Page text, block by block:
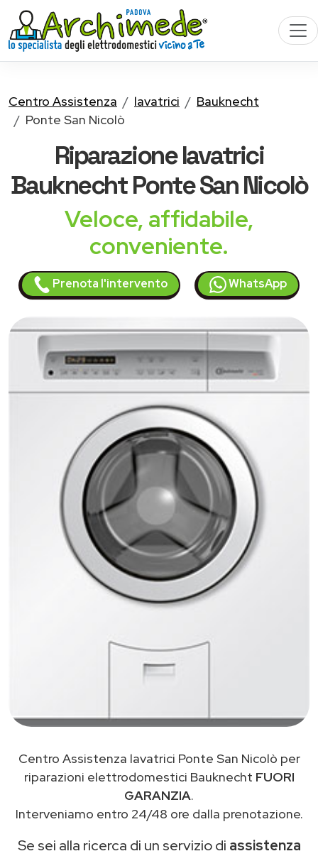
Centro Assistenza lavatrici
Bauknecht
Ponte San Nicolò
Riparazionelavatrici
BauknechtPonte San Nicolò
Veloce, affidabile,
conveniente.
Prenota l'intervento WhatsApp
Centro Assistenza lavatrici Ponte San Nicolò per
riparazioni elettrodomestici Bauknecht FUORI
GARANZIA.
Interveniamo entro 24/48 ore dalla prenotazione.
Se sei alla ricerca di un servizio di assistenza